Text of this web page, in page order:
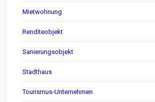
Mietwohnung
Renditeobjekt
Sanierungsobjekt
Stadthaus
Tourismus-Unternehmen